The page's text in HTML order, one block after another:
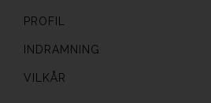
PROFIL
INDRAMNING
VILKÅR